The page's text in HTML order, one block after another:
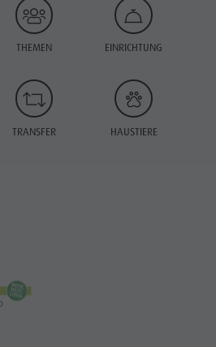
THEMEN EINRICHTUNG
TRANSFER HAUSTIERE